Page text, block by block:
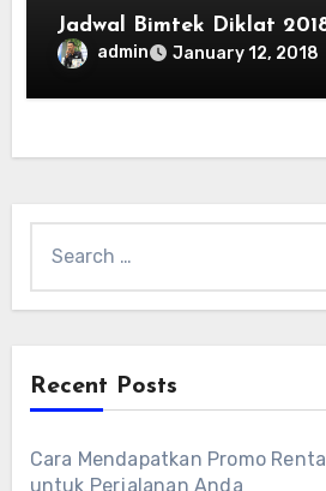
Jadwal Bimtek Diklat
admin January 12, 2018
for:
Recent Posts
Cara Mendapatkan Promo
untuk Perjalanan Anda